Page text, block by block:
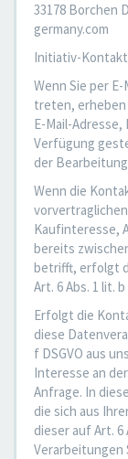
33178 Borchen
germany.com
Initiativ-
Wenn Sie per
treten, erheben
E-Mail-
Verfügung
der
Wenn die
Kaufinteresse,
bereits
betrifft, erfolgt
Art. 6 Abs. 1 lit. b
Erfolgt die
diese
f DSGVO aus
Interesse an
Anfrage. In
die sich aus
dieser auf Art. 6